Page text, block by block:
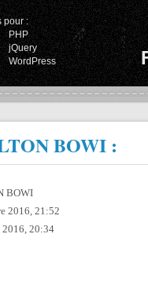
pour :
PHP
jQuery
WordPress
BOWI :
BOWI
2016, 21:52
2016, 20:34